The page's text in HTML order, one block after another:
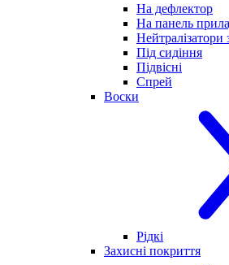
На дефлектор
На панель
Нейтралізатори
Під сидіння
Підвісні
Спрей
Воски
Рідкі
Захисні покриття